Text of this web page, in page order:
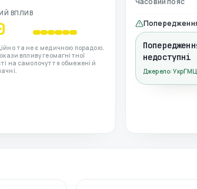
ВПЛИВ
та не є медичною порадою.
впливу геомагнітної
на самопочуття обмежені й
недоступні
Джерело: УкрГМЦ